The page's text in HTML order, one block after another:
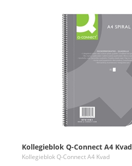
Kollegieblok Q-Connect A4 Kvad
Kollegieblok Q-Connect A4 Kvad